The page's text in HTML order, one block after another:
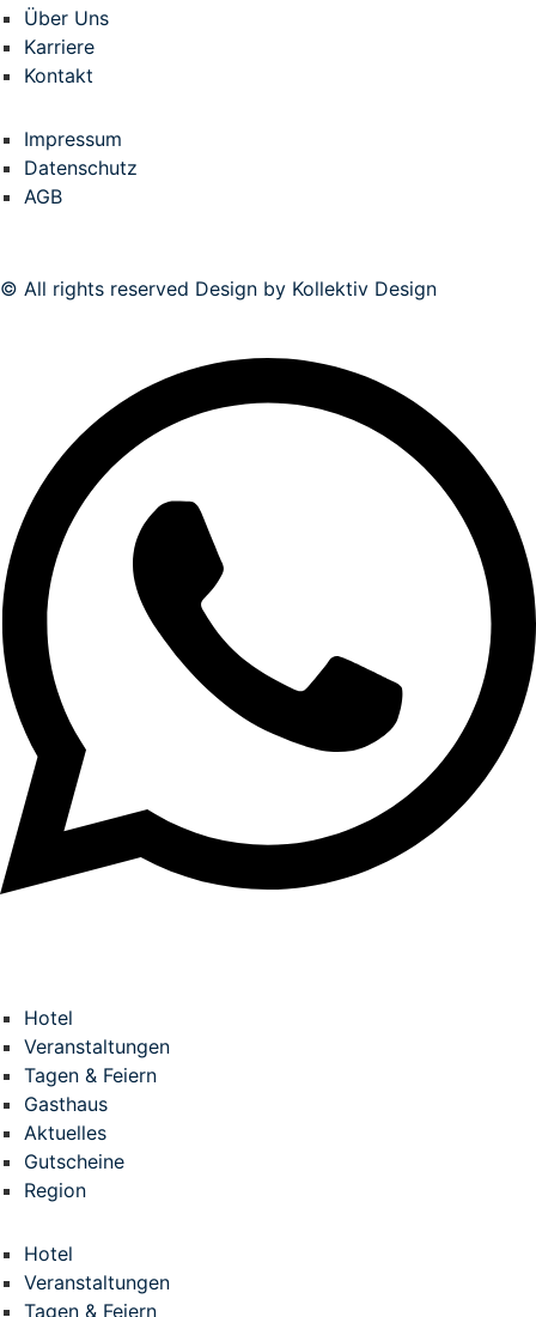
Über Uns
Karriere
Kontakt
Impressum
Datenschutz
AGB
© All rights reserved Design by Kollektiv Design
Hotel
Veranstaltungen
Tagen & Feiern
Gasthaus
Aktuelles
Gutscheine
Region
Hotel
Veranstaltungen
Tagen & Feiern